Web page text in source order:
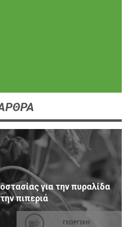
για την πυραλίδα
πιπεριά